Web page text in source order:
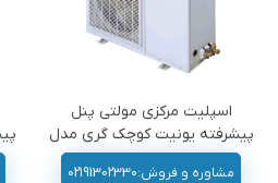
اسپلیت مرکزی مولتی پنل
پیشرفته یونیت کوچک گری مدل
Gmv5
مشاوره و فروش:02191302330